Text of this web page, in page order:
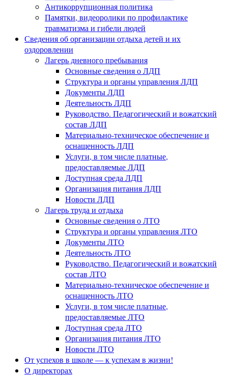
Антикоррупционная политика
Памятки, видеоролики по профилактике
травматизма и гибели людей
Сведения об организации отдыха детей и их
оздоровлении
Лагерь дневного пребывания
Основные сведения о ЛДП
Структура и органы управления ЛДП
Документы ЛДП
Деятельность ЛДП
Руководство. Педагогический и вожатский
состав ЛДП
Материально-техническое обеспечение и
оснащенность ЛДП
Услуги, в том числе платные,
предоставляемые ЛДП
Доступная среда ЛДП
Организация питания ЛДП
Новости ЛДП
Лагерь труда и отдыха
Основные сведения о ЛТО
Структура и органы управления ЛТО
Документы ЛТО
Деятельность ЛТО
Руководство. Педагогический и вожатский
состав ЛТО
Материально-техническое обеспечение и
оснащенность ЛТО
Услуги, в том числе платные,
предоставляемые ЛТО
Доступная среда ЛТО
Организация питания ЛТО
Новости ЛТО
От успехов в школе — к успехам в жизни!
О директорах